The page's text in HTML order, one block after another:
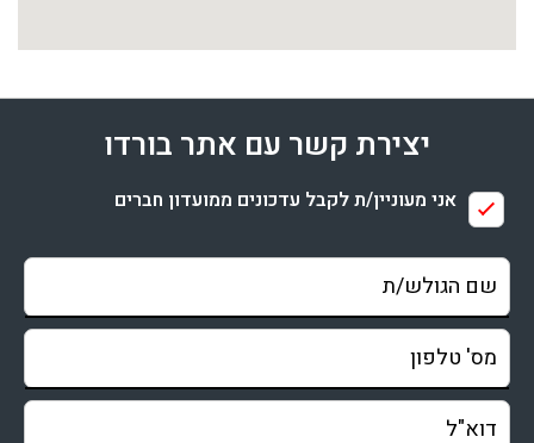
יצירת קשר עם אתר בורדו
אני מעוניין/ת לקבל עדכונים ממועדון חברים